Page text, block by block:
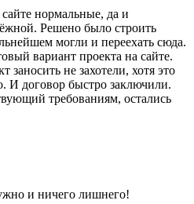
нормальные, да и
Решено было строить
могли и переехать сюда.
вариант проекта на сайте.
заносить не захотели, хотя это
И договор быстро заключили.
требованиям, остались
и ничего лишнего!